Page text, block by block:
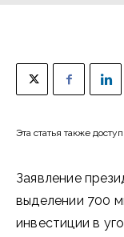
Эта статья также
Заявление
выделении 700
инвестиции в